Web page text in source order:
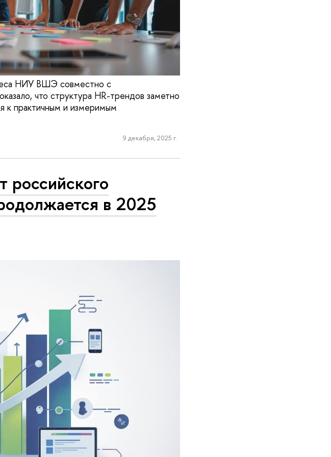
НИУ ВШЭ совместно с
что структура HR-трендов заметно
к практичным и измеримым
9 декабря, 2025 г.
в 2025